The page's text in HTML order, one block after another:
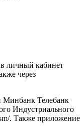
личный кабинет
через
Минбанк Телебанк
Индустриального
. Также приложение